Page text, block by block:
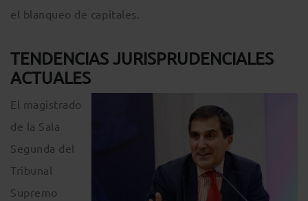
el blanqueo de capitales.
TENDENCIAS JURISPRUDENCIALES
ACTUALES
El magistrado
de la Sala
Segunda del
Tribunal
Supremo